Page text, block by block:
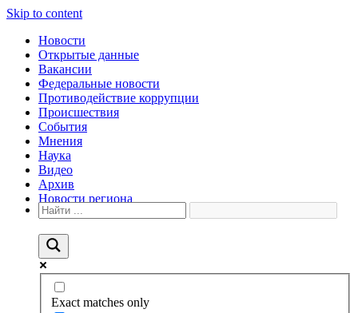
Skip to content
Новости
Открытые данные
Вакансии
Федеральные новости
Противодействие коррупции
Происшествия
События
Мнения
Наука
Видео
Архив
Новости региона
Exact matches only